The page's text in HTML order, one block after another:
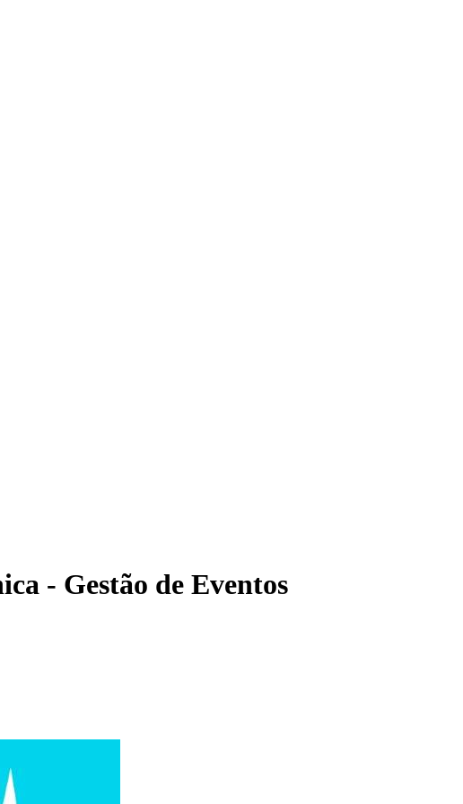
- Gestão de Eventos